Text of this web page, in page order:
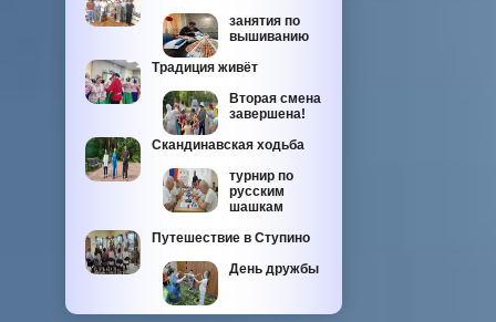
занятия по
вышиванию
Традиция живёт
Вторая смена
завершена!
Скандинавская ходьба
турнир по
русским
шашкам
Путешествие в Ступино
День дружбы